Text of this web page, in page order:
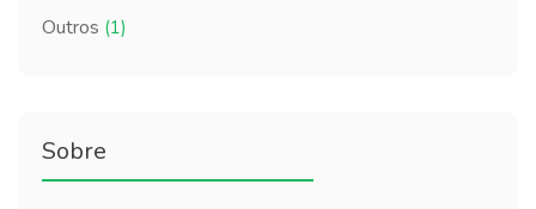
Outros (1)
Sobre